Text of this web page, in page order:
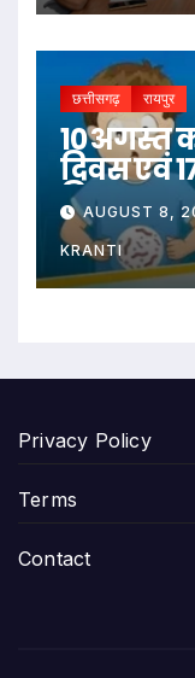
छत्तीसगढ़ रायपुर
10 अगस्त
दिवस एवं
दिवस
AUGUST 8,
KRANTI
Privacy Policy
Terms
Contact